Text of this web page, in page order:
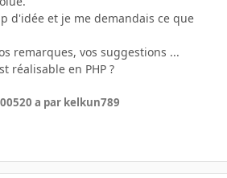
d'idée et je me demandais ce que
remarques, vos suggestions ...
réalisable en PHP ?
20 a par kelkun789